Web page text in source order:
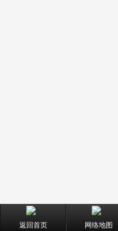
返回首页 网络地图